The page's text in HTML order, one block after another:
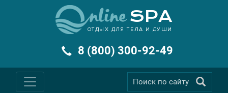
ОТДЫХ ДЛЯ ТЕЛА И ДУШИ
8 (800) 300-92-49